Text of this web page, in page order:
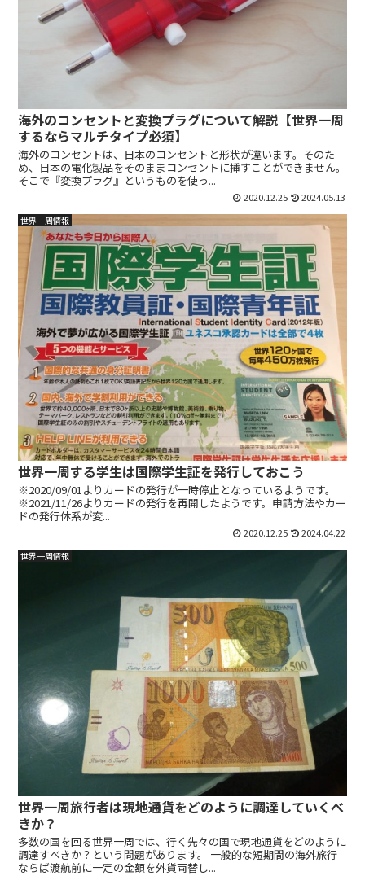
海外のコンセントと変換プラグについて解説【世界一周
するならマルチタイプ必須】
海外のコンセントは、日本のコンセントと形状が違います。そのた
め、日本の電化製品をそのままコンセントに挿すことができません。
そこで『変換プラグ』というものを使っ...
2020.12.25 2024.05.13
世界一周情報
世界一周する学生は国際学生証を発行しておこう
※2020/09/01よりカードの発行が一時停止となっているようです。
※2021/11/26よりカードの発行を再開したようです。申請方法やカー
ドの発行体系が変...
2020.12.25 2024.04.22
世界一周情報
世界一周旅行者は現地通貨をどのように調達していくべ
きか？
多数の国を回る世界一周では、行く先々の国で現地通貨をどのように
調達すべきか？という問題があります。 一般的な短期間の海外旅行
ならば渡航前に一定の金額を外貨両替し...